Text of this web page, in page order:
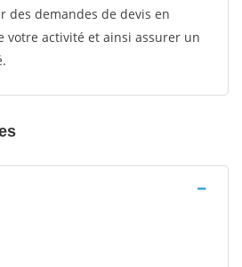
des demandes de devis en
votre activité et ainsi assurer un